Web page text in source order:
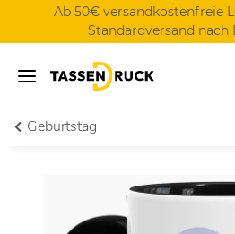
Ab 50€ versandkostenfreie
Standardversand nach
Geburtstag